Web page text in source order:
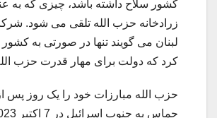
کشور سلاح داشته باشد، چیزی که به
زرادخانه حزب الله تلقی می شود.
لبنان می گویند تنها در صورتی به
کرد که دولت برای مهار قدرت حزب
حزب الله مبارزات خود را یک روز پس